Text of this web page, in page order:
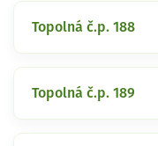
Topolná č.p. 188
Topolná č.p. 189